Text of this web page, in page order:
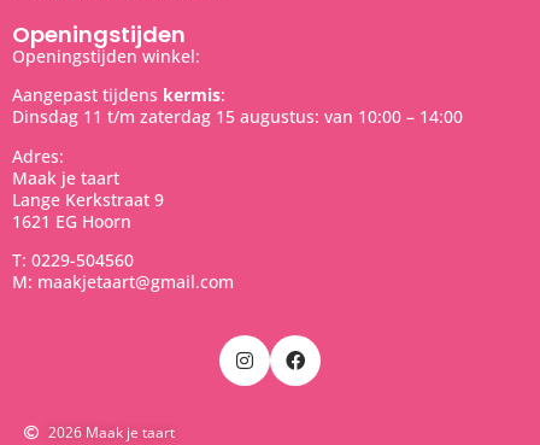
Openingstijden
Openingstijden winkel:
Aangepast tijdens kermis:
Dinsdag 11 t/m zaterdag 15 augustus: van 10:00 – 14:00
Adres:
Maak je taart
Lange Kerkstraat 9
1621 EG Hoorn
T: 0229-504560
M: maakjetaart@gmail.com
2026 Maak je taart